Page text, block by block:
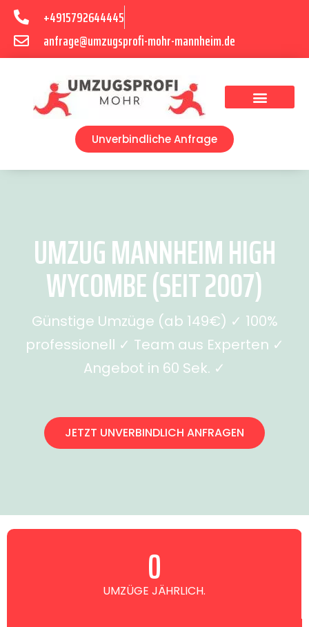
+4915792644445
anfrage@umzugsprofi-mohr-mannheim.de
Unverbindliche Anfrage
UMZUG MANNHEIM HIGH
WYCOMBE (SEIT 2007)
Günstige Umzüge (ab 149€) ✓ 100%
professionell ✓ Team aus Experten ✓
Angebot in 60 Sek. ✓
JETZT UNVERBINDLICH ANFRAGEN
UMZÜGE JÄHRLICH.
0